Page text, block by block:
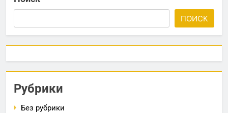
ПОИСК
Рубрики
Без рубрики